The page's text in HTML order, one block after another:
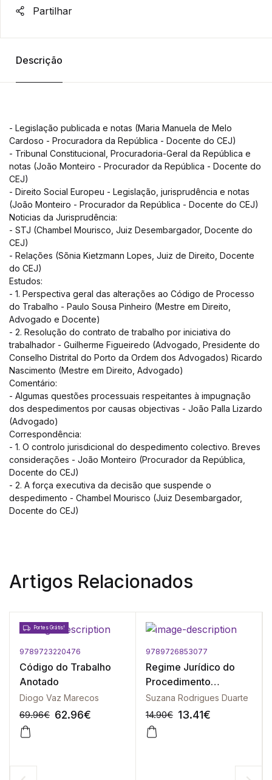
Partilhar
Descrição
- Legislação publicada e notas (Maria Manuela de Melo
Cardoso - Procuradora da República - Docente do CEJ)
- Tribunal Constitucional, Procuradoria-Geral da República e
notas (João Monteiro - Procurador da República - Docente do
CEJ)
- Direito Social Europeu - Legislação, jurisprudência e notas
(João Monteiro - Procurador da República - Docente do CEJ)
Noticias da Jurisprudência:
- STJ (Chambel Mourisco, Juiz Desembargador, Docente do
CEJ)
- Relações (Sõnia Kietzmann Lopes, Juiz de Direito, Docente
do CEJ)
Estudos:
- 1. Perspectiva geral das alterações ao Código de Processo
do Trabalho - Paulo Sousa Pinheiro (Mestre em Direito,
Advogado e Docente)
- 2. Resolução do contrato de trabalho por iniciativa do
trabalhador - Guilherme Figueiredo (Advogado, Presidente do
Conselho Distrital do Porto da Ordem dos Advogados) Ricardo
Nascimento (Mestre em Direito, Advogado)
Comentário:
- Algumas questões processuais respeitantes à impugnação
dos despedimentos por causas objectivas - João Palla Lizardo
(Advogado)
Correspondência:
- 1. O controlo jurisdicional do despedimento colectivo. Breves
considerações - João Monteiro (Procurador da República,
Docente do CEJ)
- 2. A força executiva da decisão que suspende o
despedimento - Chambel Mourisco (Juiz Desembargador,
Docente do CEJ)
Artigos Relacionados
Portes Grátis!
9789723220476
Código do Trabalho
Anotado
Diogo Vaz Marecos
69.96€ 62.96€
9789726853077
Regime Jurídico do
Procedimento
Aplicável às
Contraordenações
Laborais e de
Segurança Social, O
Suzana Rodrigues Duarte
14.90€ 13.41€